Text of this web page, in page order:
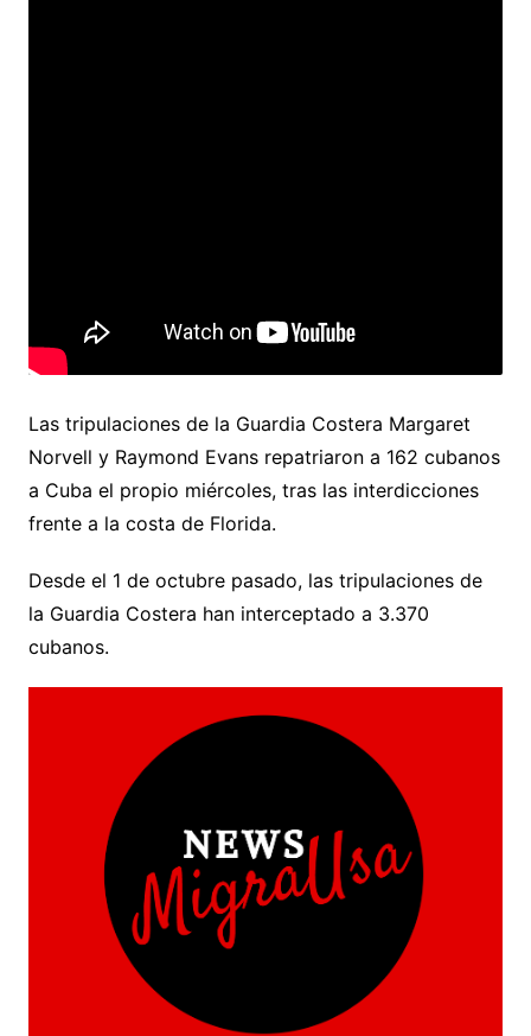
Las tripulaciones de la Guardia Costera Margaret
Norvell y Raymond Evans repatriaron a 162 cubanos
a Cuba el propio miércoles, tras las interdicciones
frente a la costa de Florida.
Desde el 1 de octubre pasado, las tripulaciones de
la Guardia Costera han interceptado a 3.370
cubanos.